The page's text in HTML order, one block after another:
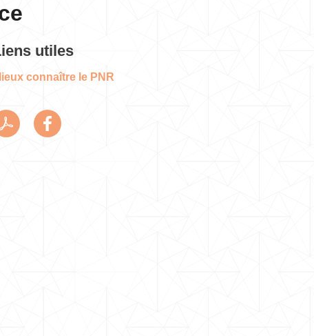
utiles
connaître le PNR